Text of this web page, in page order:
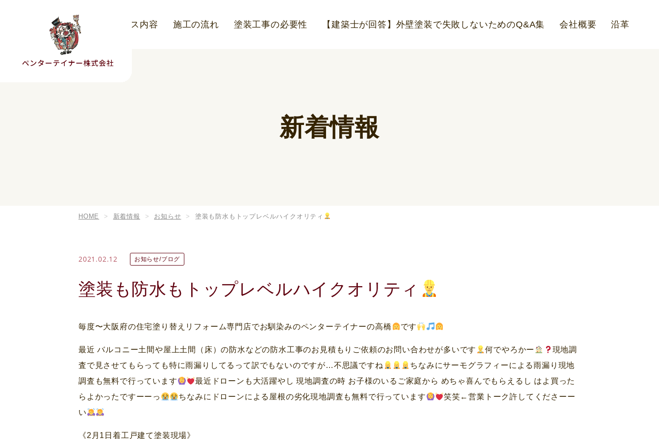
こだわり サービス内容 施工の流れ 塗装工事の必要性 【建築士が回答】外壁塗装で失敗しないためのQ&A集 会社概要 沿革
新着情報
HOME 新着情報 お知らせ 塗装も防水もトップレベルハイクオリティ
2021.02.12 お知らせ/ブログ
塗装も防水もトップレベルハイクオリティ
毎度〜大阪府の住宅塗り替えリフォーム専門店でお馴染みのペンターテイナーの高橋 です
最近 バルコニー土間や屋上土間（床）の防水などの防水工事のお見積もりご依頼のお問い合わせが多いです 何でやろかー
現地調
査で見させてもらっても特に雨漏りしてるって訳でもないのですが…不思議ですね
ちなみにサーモグラフィーによる雨漏り現地
調査も無料で行っています
最近ドローンも大活躍やし 現地調査の時 お子様のいるご家庭から めちゃ喜んでもらえるし はよ買った
らよかったですーーっ
ちなみにドローンによる屋根の劣化現地調査も無料で行っています
笑笑←営業トーク許してくださーー
い
《2月1日着工戸建て塗装現場》